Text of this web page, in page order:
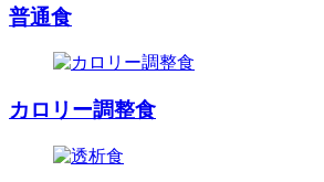
普通食
カロリー調整食